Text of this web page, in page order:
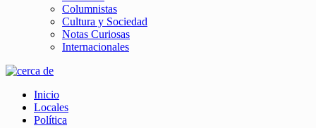
Columnistas
Cultura y Sociedad
Notas Curiosas
Internacionales
Inicio
Locales
Política